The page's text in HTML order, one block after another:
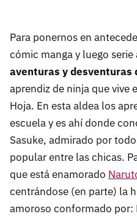
Para ponernos en
cómic manga y luego
aventuras y desventuras
aprendiz de ninja que vive
Hoja. En esta aldea los
escuela y es ahí donde
Sasuke, admirado por
popular entre las chicas.
que está enamorado
centrándose (en parte) la
amoroso conformado por: